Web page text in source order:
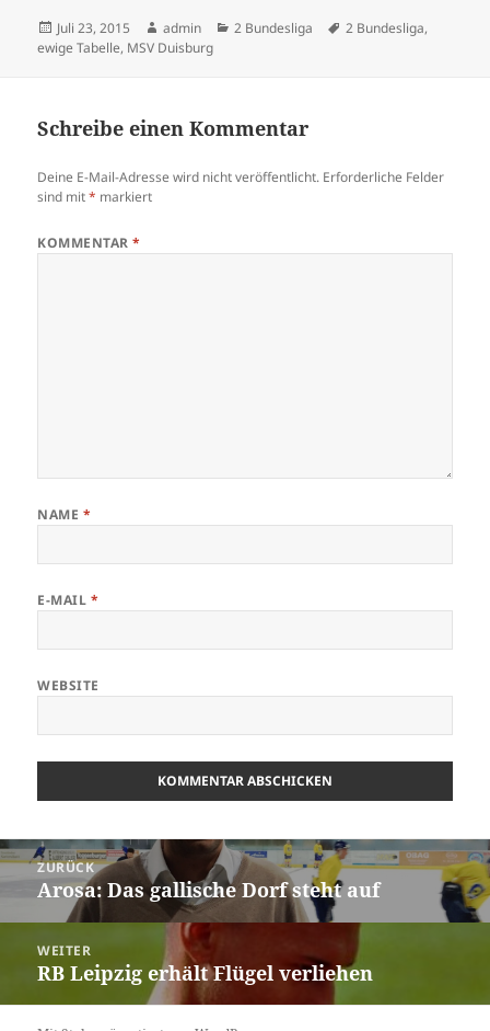
Veröffentlicht
am
Juli 23, 2015 Autor
admin Kategorien
2 Bundesliga Schlagwörter
2 Bundesliga,
ewige Tabelle, MSV Duisburg
Schreibe einen Kommentar
Deine E-Mail-Adresse wird nicht veröffentlicht. Erforderliche Felder
sind mit* markiert
KOMMENTAR*
NAME *
E-MAIL *
WEBSITE
Beitrags-
Navigation
ZURÜCK
Vorheriger
Beitrag:
Arosa: Das gallische Dorf steht auf
WEITER
Nächster
RB Leipzig erhält Flügel verliehen